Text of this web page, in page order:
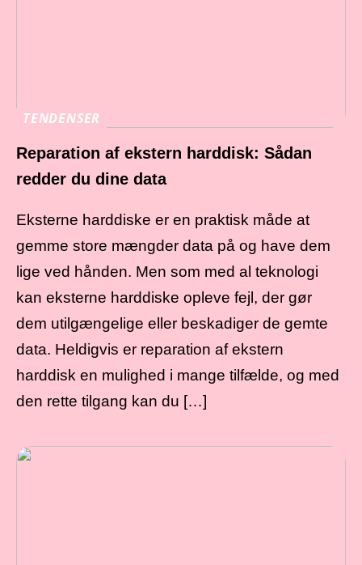
TENDENSER
Reparation af ekstern harddisk: Sådan
redder du dine data
Eksterne harddiske er en praktisk måde at
gemme store mængder data på og have dem
lige ved hånden. Men som med al teknologi
kan eksterne harddiske opleve fejl, der gør
dem utilgængelige eller beskadiger de gemte
data. Heldigvis er reparation af ekstern
harddisk en mulighed i mange tilfælde, og med
den rette tilgang kan du […]